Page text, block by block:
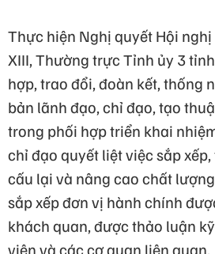
Thực hiện Nghị quyết Hội
XIII, Thường trực Tỉnh ủy 3
hợp, trao đổi, đoàn kết, thống
bản lãnh đạo, chỉ đạo, tạo
trong phối hợp triển khai
chỉ đạo quyết liệt việc sắp
cấu lại và nâng cao chất
sắp xếp đơn vị hành chính
khách quan, được thảo luận
viên và các cơ quan liên quan.